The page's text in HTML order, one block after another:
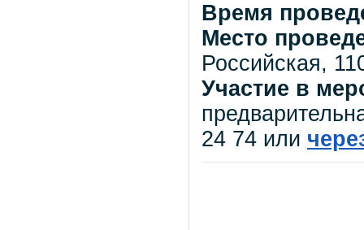
Время
Место
Российская,
Участие в
24 74 или